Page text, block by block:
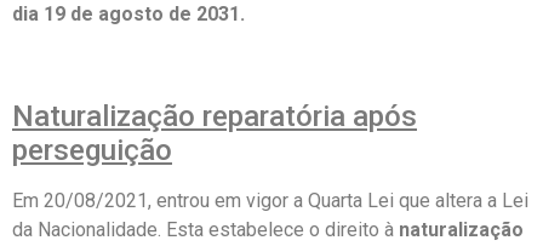
dia 19 de agosto de 2031.
Naturalização reparatória após
perseguição
Em 20/08/2021, entrou em vigor a Quarta Lei que altera a Lei
da Nacionalidade. Esta estabelece o direito à naturalização